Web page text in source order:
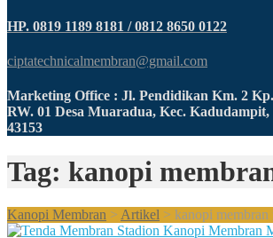
HP. 0819 1189 8181 / 0812 8650 0122
ciptatechnicalmembran@gmail.com
Marketing Office : Jl. Pendidikan Km. 2
RW. 01 Desa Muaradua, Kec.
43153
Tag: kanopi
Kanopi Membran > Artikel > kanopi membran